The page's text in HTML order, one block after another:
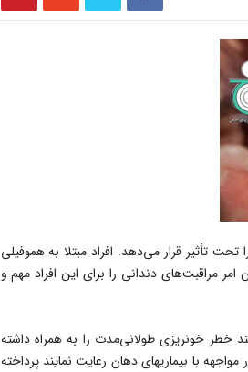
تأثیر قرار می‌دهد. افراد مبتلا به هموفیلی
مراقبت‌های دندانی را برای این افراد مهم و
خطر خونریزی طولانی‌مدت را به همراه داشته
با بیماریهای دهان رعایت نمایند پرداخته